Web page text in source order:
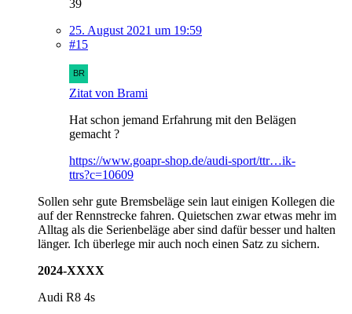
39
25. August 2021 um 19:59
#15
Zitat von Brami
Hat schon jemand Erfahrung mit den Belägen
gemacht ?
https://www.goapr-shop.de/audi-sport/ttr…ik-
ttrs?c=10609
Sollen sehr gute Bremsbeläge sein laut einigen Kollegen die
auf der Rennstrecke fahren. Quietschen zwar etwas mehr im
Alltag als die Serienbeläge aber sind dafür besser und halten
länger. Ich überlege mir auch noch einen Satz zu sichern.
2024-XXXX
Audi R8 4s